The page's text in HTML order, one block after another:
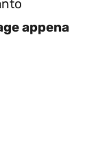
appena